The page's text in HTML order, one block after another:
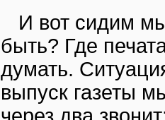
И вот сидим
быть? Где
думать.
выпуск газеты
через два